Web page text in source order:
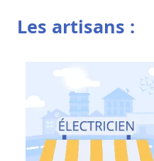
Les artisans :